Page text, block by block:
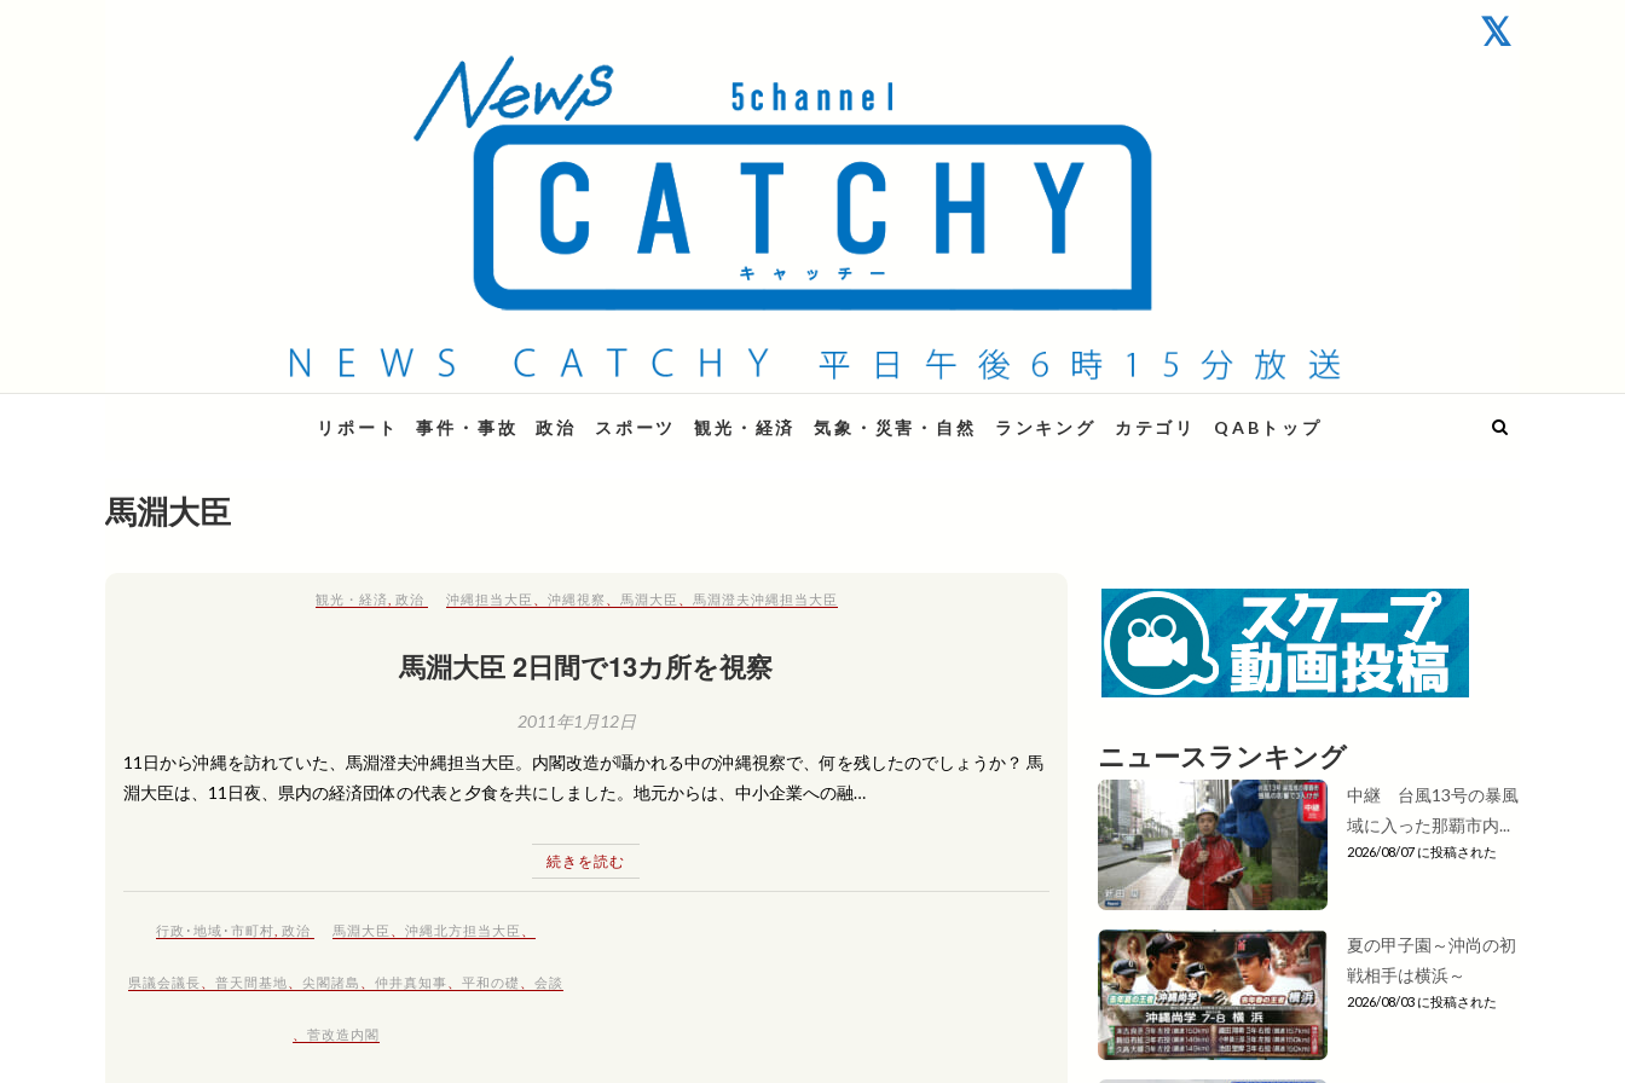
QAB NEWS Headline
キャッチー 月曜〜金曜 午後6時15分放送
リポート 事件・事故 政治 スポーツ 観光・経済 気象・災害・自然 ランキング カテゴリ QABトップ
馬淵大臣
観光・経済 ,政治 沖縄担当大臣 、沖縄視察 馬淵大臣 馬淵澄夫沖縄担当大臣
馬淵大臣 2日間で13カ所を視察
2011年1月12日
11日から沖縄を訪れていた、馬淵澄夫沖縄担当大臣。内閣改造が囁かれる中の沖縄視察で、何を残したのでしょうか？ 馬
淵大臣は、11日夜、県内の経済団体の代表と夕食を共にしました。地元からは、中小企業への融…
続きを読む
行政･地域･市町村 政治 馬淵大臣 沖縄北方担当大臣
県議会議長 普天間基地 尖閣諸島 仲井真知事 平和の礎 会談
、菅改造内閣
ニュースランキング
中継 台風13号の暴風
域に入った那覇市内...
2026/08/07 に投稿された
夏の甲子園～沖尚の初
戦相手は横浜～
2026/08/03 に投稿された